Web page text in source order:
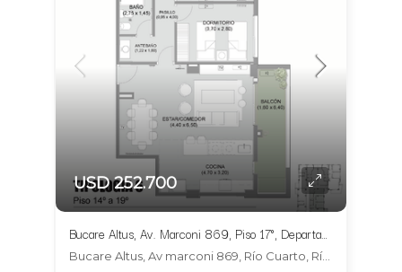
USD 252.700
Bucare Altus, Av. Marconi 869, Piso 17°, Departamento 1704, Tipologia 6
Bucare Altus, Av marconi 869, Río Cuarto, Río Cuarto